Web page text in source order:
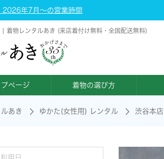
2026年7月～の営業時間
着物レンタルあき (来店着付け無料・全国配送無料)
プページ 着物の選び方
あき ゆかた(女性用) レンタル 渋谷本店